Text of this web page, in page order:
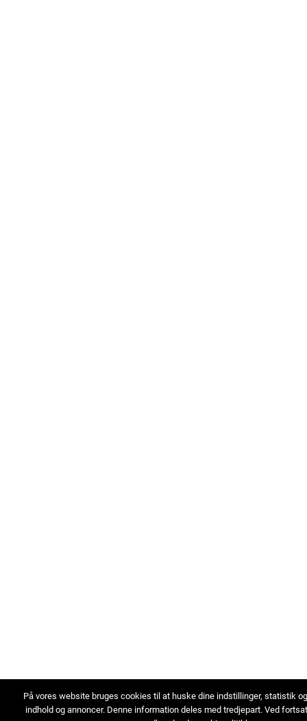
På vores website bruges cookies til at huske dine indstillinger, statistik
indhold og annoncer. Denne information deles med tredjepart. Ved